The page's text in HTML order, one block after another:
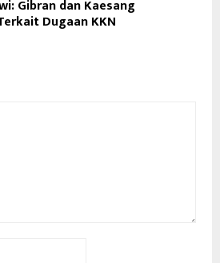
Gibran dan Kaesang
Dugaan KKN